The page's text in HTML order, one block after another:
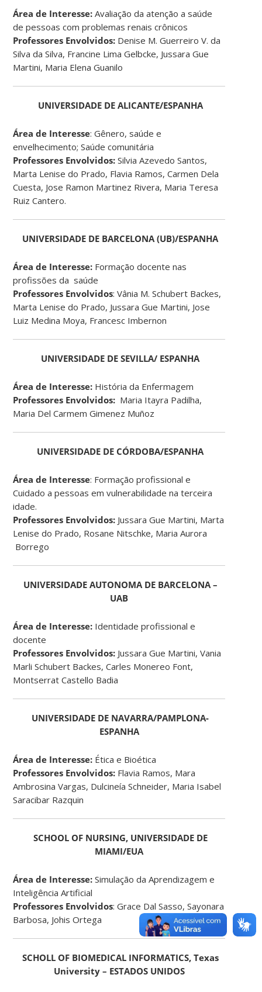
Área de Interesse: Avaliação da atenção a saúde
de pessoas com problemas renais crônicos
Professores Envolvidos: Denise M. Guerreiro V. da
Silva da Silva, Francine Lima Gelbcke, Jussara Gue
Martini, Maria Elena Guanilo
UNIVERSIDADE DE ALICANTE/ESPANHA
Área de Interesse: Gênero, saúde e
envelhecimento; Saúde comunitária
Professores Envolvidos: Silvia Azevedo Santos,
Marta Lenise do Prado, Flavia Ramos, Carmen Dela
Cuesta, Jose Ramon Martinez Rivera, Maria Teresa
Ruiz Cantero.
UNIVERSIDADE DE BARCELONA (UB)/ESPANHA
Área de Interesse: Formação docente nas
profissões da saúde
Professores Envolvidos: Vânia M. Schubert Backes,
Marta Lenise do Prado, Jussara Gue Martini, Jose
Luiz Medina Moya, Francesc Imbernon
UNIVERSIDADE DE SEVILLA/ ESPANHA
Área de Interesse: História da Enfermagem
Professores Envolvidos: Maria Itayra Padilha,
Maria Del Carmem Gimenez Muñoz
UNIVERSIDADE DE CÓRDOBA/ESPANHA
Área de Interesse: Formação profissional e
Cuidado a pessoas em vulnerabilidade na terceira
idade.
Professores Envolvidos: Jussara Gue Martini, Marta
Lenise do Prado, Rosane Nitschke, Maria Aurora
Borrego
UNIVERSIDADE AUTONOMA DE BARCELONA –
UAB
Área de Interesse: Identidade profissional e
docente
Professores Envolvidos: Jussara Gue Martini, Vania
Marli Schubert Backes, Carles Monereo Font,
Montserrat Castello Badia
UNIVERSIDADE DE NAVARRA/PAMPLONA-
ESPANHA
Área de Interesse: Ética e Bioética
Professores Envolvidos: Flavia Ramos, Mara
Ambrosina Vargas, Dulcineía Schneider, Maria Isabel
Saracibar Razquin
SCHOOL OF NURSING, UNIVERSIDADE DE
MIAMI/EUA
Área de Interesse: Simulação da Aprendizagem e
Inteligência Artificial
Professores Envolvidos: Grace Dal Sasso, Sayonara
Barbosa, Johis Ortega
SCHOLL OF BIOMEDICAL INFORMATICS, Texas
University – ESTADOS UNIDOS